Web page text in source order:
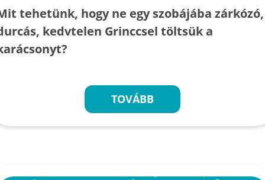
tehetünk, hogy ne egy szobájába zárkózó,
kedvtelen Grinccsel töltsük a
TOVÁBB